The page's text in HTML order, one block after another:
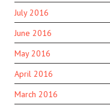
July 2016
June 2016
May 2016
April 2016
March 2016